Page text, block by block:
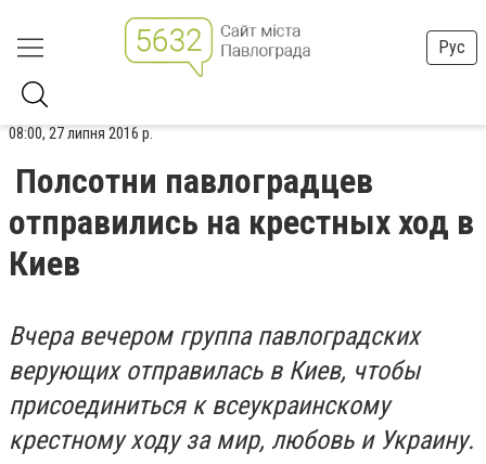
Рус
08:00, 27 липня 2016 р.
Полсотни павлоградцев
отправились на крестных ход в
Киев
Вчера вечером группа павлоградских
верующих отправилась в Киев, чтобы
присоединиться к всеукраинскому
крестному ходу за мир, любовь и Украину.